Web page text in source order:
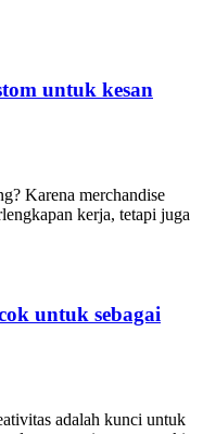
untuk kesan
Karena merchandise
kerja, tetapi juga
untuk sebagai
adalah kunci untuk